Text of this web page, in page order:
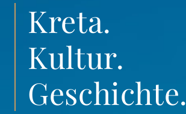
Kreta.
Kultur.
Geschichte.